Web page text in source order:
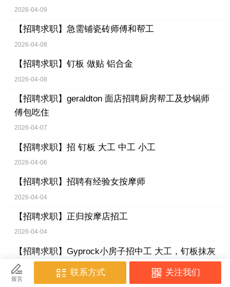
2026-04-09
【招聘求职】 急需铺瓷砖师傅和帮工
2026-04-08
【招聘求职】 钉板 做贴 铝合金
2026-04-08
【招聘求职】 geraldton 面店招聘厨房帮工及炒锅师
傅包吃住
2026-04-07
【招聘求职】 招 钉板 大工 中工 小工
2026-04-06
【招聘求职】 招聘有经验女按摩师
2026-04-04
【招聘求职】 正归按摩店招工
2026-04-04
【招聘求职】 Gyprock小房子招中工 大工，钉板抹灰
推机器。需要长期，
2026-04-03